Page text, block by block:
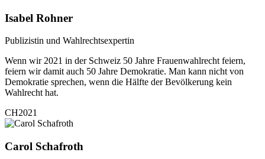
Isabel Rohner
Publizistin und Wahlrechtsexpertin
Wenn wir 2021 in der Schweiz 50 Jahre Frauenwahlrecht feiern,
feiern wir damit auch 50 Jahre Demokratie. Man kann nicht von
Demokratie sprechen, wenn die Hälfte der Bevölkerung kein
Wahlrecht hat.
CH2021
Carol Schafroth